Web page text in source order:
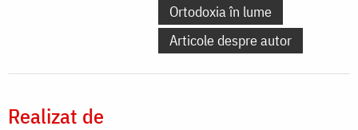
Ortodoxia în lume
Articole despre autor
Realizat de